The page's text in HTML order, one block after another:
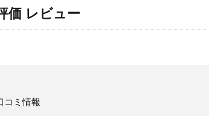
価 レビュー
コミ情報